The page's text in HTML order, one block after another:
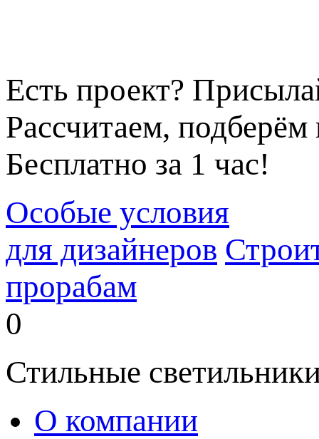
Есть проект?
Рассчитаем,
Бесплатно за 1 час!
Особые условия
для дизайнеров
прорабам
0
Стильные
О компании